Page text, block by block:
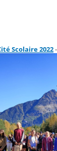
Scolaire 2022